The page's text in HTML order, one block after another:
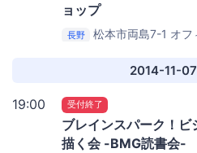
ョップ
長野 松本市両島7-1 オフ
2014-11-07
19:00 受付終了
ブレインスパーク！
描く会 -BMG読書会-